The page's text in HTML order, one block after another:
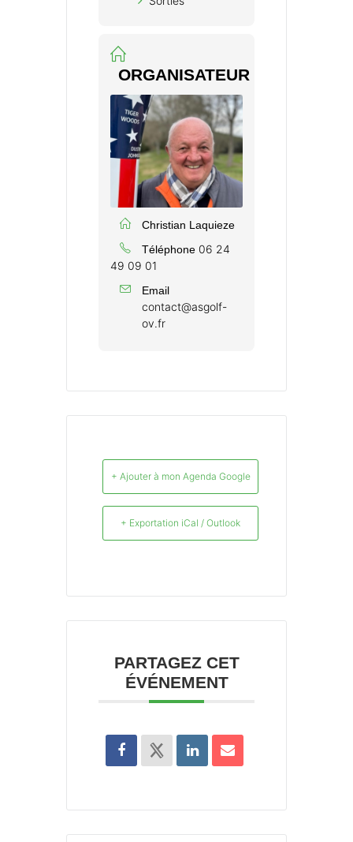
ORGANISATEUR
Christian Laquieze
Téléphone 06 24
49 09 01
Email
contact@asgolf-
ov.fr
+ Ajouter à mon Agenda Google
+ Exportation iCal / Outlook
PARTAGEZ CET
ÉVÉNEMENT